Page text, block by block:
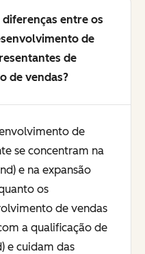
entre os
de
de
de vendas?
de
se concentram na
e na expansão
os
de vendas
a qualificação de
e cuidam das